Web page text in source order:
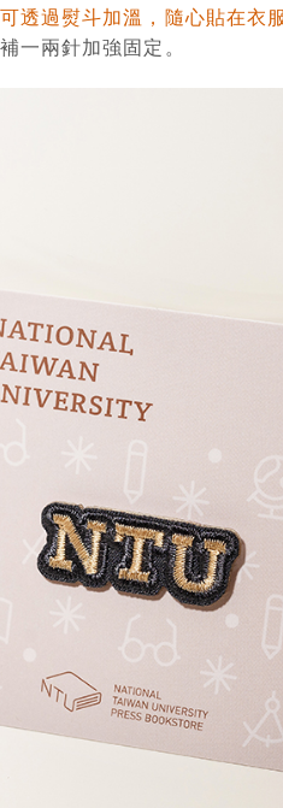
透過熨斗加溫，隨心貼在衣
一兩針加強固定。